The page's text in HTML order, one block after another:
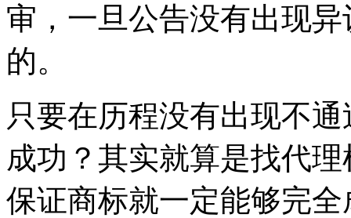
审，一旦公告没有出现
的。
只要在历程没有出现不
成功？其实就算是找代
保证商标就一定能够完